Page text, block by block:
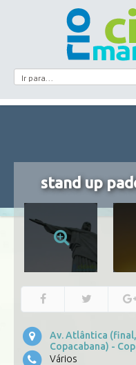
stand up
Av. Atlântica
Copacabana) -
Vários